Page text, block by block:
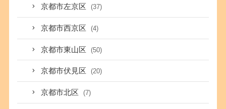
京都市左京区 (37)
京都市西京区 (4)
京都市東山区 (50)
京都市伏見区 (20)
京都市北区 (7)